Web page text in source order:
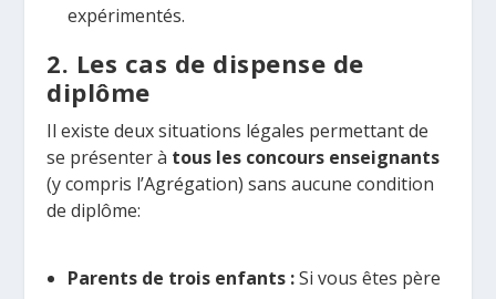
expérimentés.
2. Les cas de dispense de
diplôme
Il existe deux situations légales permettant de
se présenter à tous les concours enseignants
(y compris l’Agrégation) sans aucune condition
de diplôme:
Parents de trois enfants :Si vous êtes père